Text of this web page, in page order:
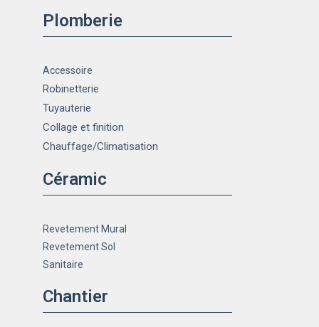
Plomberie
Accessoire
Robinetterie
Tuyauterie
Collage et finition
Chauffage/Climatisation
Céramic
Revetement Mural
Revetement Sol
Sanitaire
Chantier